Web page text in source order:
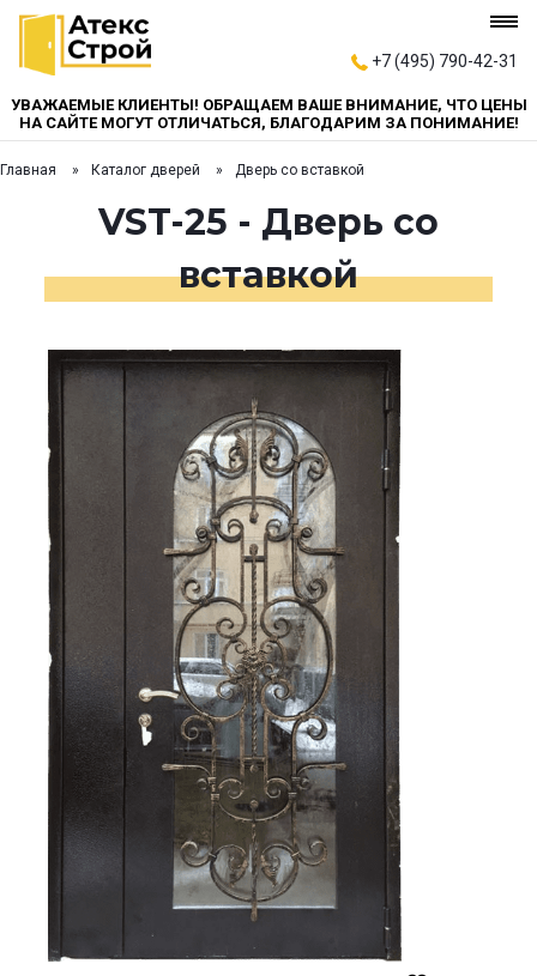
+7 (495) 790-42-31
УВАЖАЕМЫЕ КЛИЕНТЫ! ОБРАЩАЕМ ВАШЕ ВНИМАНИЕ, ЧТО ЦЕНЫ
НА САЙТЕ МОГУТ ОТЛИЧАТЬСЯ, БЛАГОДАРИМ ЗА ПОНИМАНИЕ!
Главная Каталог дверей Дверь со вставкой
VST-25 - Дверь со
вставкой